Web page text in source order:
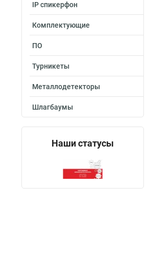
IP спикерфон
Комплектующие
ПО
Турникеты
Металлодетекторы
Шлагбаумы
Наши статусы